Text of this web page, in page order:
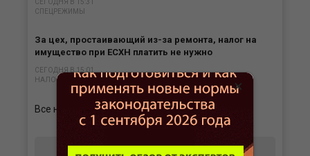
СЕГОДНЯ В 15:31
СПЕЦРЕЖИМЫ
За цех, простаивающий из-за ремонта, налог на
имущество при ЕСХН платить не нужно
СЕГОДНЯ В 15:01
НАЛОГИ
Все новости
×